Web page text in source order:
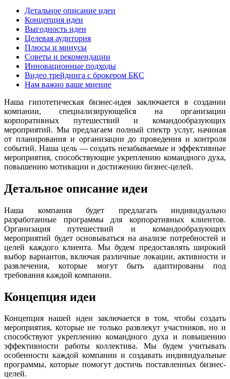
Детальное описание идеи
Концепция идеи
Выгодность идеи
Целевая аудитория
Плюсы и минусы
Советы и рекомендации
Инновационные подходы
Видео трейдинга с брокером БКС
Нам важно ваше мнение
Наша гипотетическая бизнес-идея заключается в создании
компании, специализирующейся на организации
корпоративных путешествий и командообразующих
мероприятий. Мы предлагаем полный спектр услуг, начиная
от планирования и организации до проведения и контроля
событий. Наша цель — создать незабываемые и эффективные
мероприятия, способствующие укреплению командного духа,
повышению мотивации и достижению бизнес-целей.
Детальное описание идеи
Наша компания будет предлагать индивидуально
разработанные программы для корпоративных клиентов.
Организация путешествий и командообразующих
мероприятий будет основываться на анализе потребностей и
целей каждого клиента. Мы будем предоставлять широкий
выбор вариантов, включая различные локации, активности и
развлечения, которые могут быть адаптированы под
требования каждой компании.
Концепция идеи
Концепция нашей идеи заключается в том, чтобы создать
мероприятия, которые не только развлекут участников, но и
способствуют укреплению командного духа и повышению
эффективности работы коллектива. Мы будем учитывать
особенности каждой компании и создавать индивидуальные
программы, которые помогут достичь поставленных бизнес-
целей.